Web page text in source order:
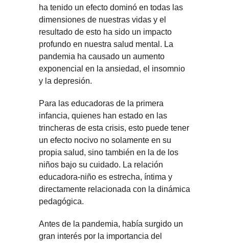
ha tenido un efecto dominó en todas las
dimensiones de nuestras vidas y el
resultado de esto ha sido un impacto
profundo en nuestra salud mental. La
pandemia ha causado un aumento
exponencial en la ansiedad, el insomnio
y la depresión.
Para las educadoras de la primera
infancia, quienes han estado en las
trincheras de esta crisis, esto puede tener
un efecto nocivo no solamente en su
propia salud, sino también en la de los
niños bajo su cuidado. La relación
educadora-niño es estrecha, íntima y
directamente relacionada con la dinámica
pedagógica.
Antes de la pandemia, había surgido un
gran interés por la importancia del